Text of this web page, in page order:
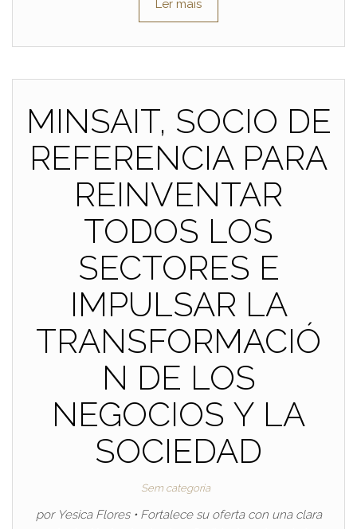
Ler mais
MINSAIT, SOCIO DE
REFERENCIA PARA
REINVENTAR
TODOS LOS
SECTORES E
IMPULSAR LA
TRANSFORMACIÓ
N DE LOS
NEGOCIOS Y LA
SOCIEDAD
Sem categoria
por Yesica Flores • Fortalece su oferta con una clara